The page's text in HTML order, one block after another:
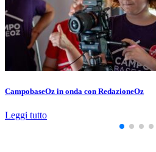
CampobaseOz in onda con RedazioneOz
Leggi tutto